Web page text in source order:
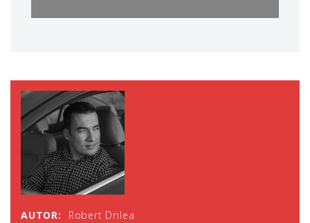
AUTOR: Robert Drilea